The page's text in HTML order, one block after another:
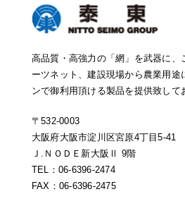
高品質・高強力の「網」を武器に、
ーツネット、建設現場から農業用途
ンで御利用頂ける製品を提供致して
〒532-0003
大阪府大阪市淀川区宮原4丁目5-41
Ｊ.ＮＯＤＥ新大阪Ⅱ 9階
TEL：06-6396-2474
FAX：06-6396-2475